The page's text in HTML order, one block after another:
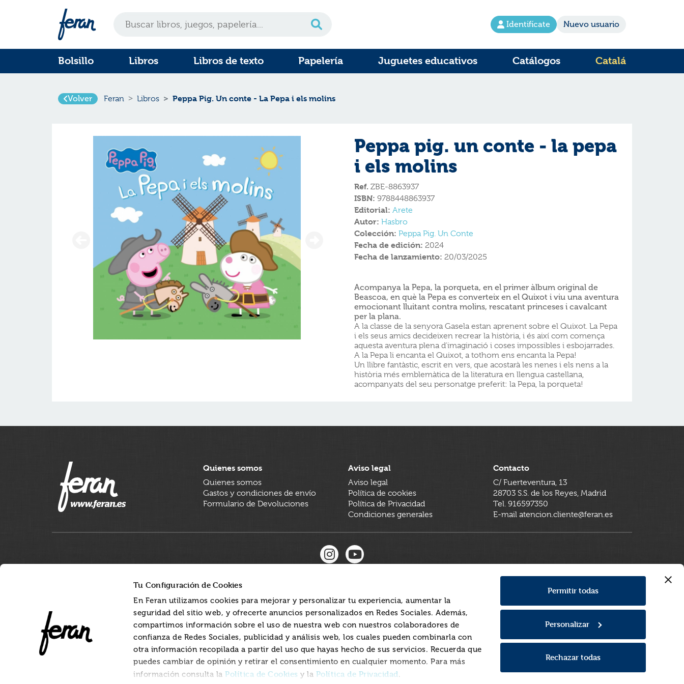
Tu Configuración de Cookies
En Feran utilizamos cookies para mejorar y personalizar tu experiencia, aumentar la
seguridad del sitio web, y ofrecerte anuncios personalizados en Redes Sociales. Además,
compartimos información sobre el uso de nuestra web con nuestros colaboradores de
confianza de Redes Sociales, publicidad y análisis web, los cuales pueden combinarla con
otra información recopilada a partir del uso que hayas hecho de sus servicios. Recuerda que
puedes cambiar de opinión y retirar el consentimiento en cualquier momento. Para más
información consulta laPolítica de Cookies y la Política de Privacidad.
Permitir todas
Personalizar
Rechazar todas
Identifícate Nuevo usuario
Bolsillo Libros Libros de texto Papelería Juguetes educativos Catálogos Catalá
Volver Feran Libros Peppa Pig. Un conte - La Pepa i els molins
Peppa pig. un conte - la pepa
i els molins
Ref. ZBE-8863937
ISBN: 9788448863937
Editorial: Arete
Autor: Hasbro
Colección: Peppa Pig. Un Conte
Fecha de edición: 2024
Fecha de lanzamiento: 20/03/2025
Acompanya la Pepa, la porqueta, en el primer àlbum original de
Beascoa, en què la Pepa es converteix en el Quixot i viu una aventura
emocionant lluitant contra molins, rescatant princeses i cavalcant
per la plana.
A la classe de la senyora Gasela estan aprenent sobre el Quixot. La Pepa
i els seus amics decideixen recrear la història, i és així com comença
aquesta aventura plena d'imaginació i coses impossibles i esbojarrades.
A la Pepa li encanta el Quixot, a tothom ens encanta la Pepa!
Un llibre fantàstic, escrit en vers, que acostarà les nenes i els nens a la
història més emblemàtica de la literatura en llengua castellana,
acompanyats del seu personatge preferit: la Pepa, la porqueta!
Quienes somos
Quienes somos
Gastos y condiciones de envío
Formulario de Devoluciones
Aviso legal
Aviso legal
Política de cookies
Política de Privacidad
Condiciones generales
Contacto
C/ Fuerteventura, 13
28703 S.S. de los Reyes, Madrid
Tel. 916597350
E-mail atencion.cliente@feran.es